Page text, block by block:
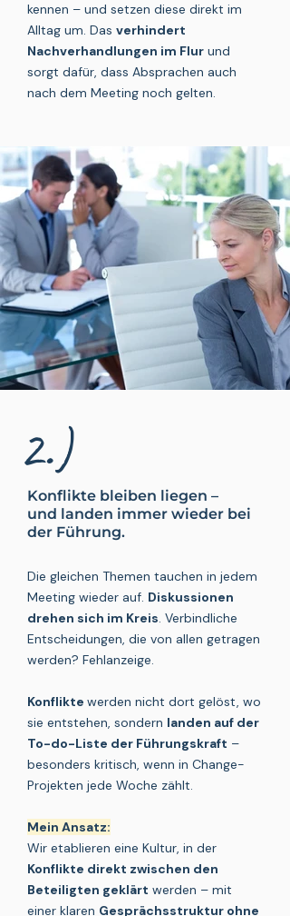
kennen – und setzen diese direkt im
Alltag um. Das verhindert
Nachverhandlungen im Flur und
sorgt dafür, dass Absprachen auch
nach dem Meeting noch gelten.
2.)
Konflikte bleiben liegen –
und landen immer wieder bei
der Führung.
Die gleichen Themen tauchen in jedem
Meeting wieder auf. Diskussionen
drehen sich im Kreis. Verbindliche
Entscheidungen, die von allen getragen
werden? Fehlanzeige.
Konflikte werden nicht dort gelöst, wo
sie entstehen, sondern landen auf der
To-do-Liste der Führungskraft –
besonders kritisch, wenn in Change-
Projekten jede Woche zählt.
Mein Ansatz:
Wir etablieren eine Kultur, in der
Konflikte direkt zwischen den
Beteiligten geklärt werden – mit
einer klaren Gesprächsstruktur ohne